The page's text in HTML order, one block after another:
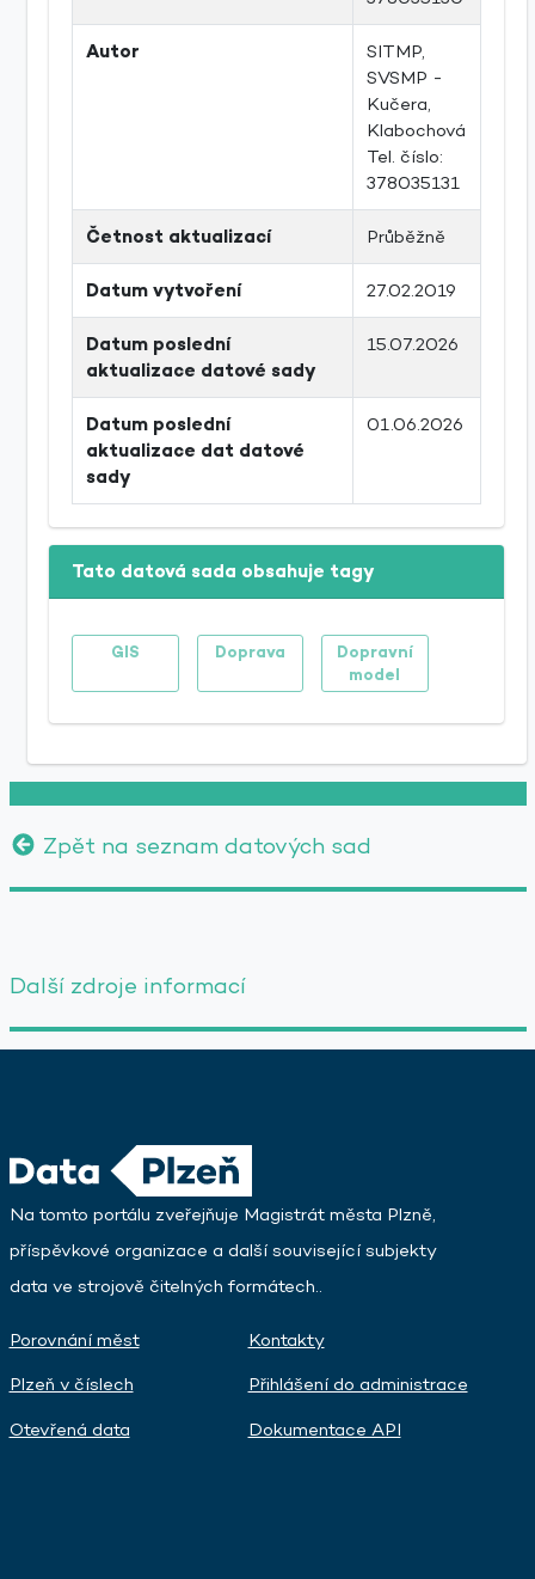
Autor
SITMP,
SVSMP -
Kučera,
Klabochová
Tel. číslo:
378035131
Četnost aktualizací Průběžně
Datum vytvoření 27.02.2019
Datum poslední
aktualizace datové sady
15.07.2026
Datum poslední
aktualizace dat datové
sady
01.06.2026
Tato datová sada obsahuje tagy
GIS Doprava
Dopravní
model
Zpět na seznam datových sad
Další zdroje informací
Na tomto portálu zveřejňuje Magistrát města Plzně,
příspěvkové organizace a další související subjekty
data ve strojově čitelných formátech..
Porovnání měst
Plzeň v číslech
Otevřená data
Kontakty
Přihlášení do administrace
Dokumentace API